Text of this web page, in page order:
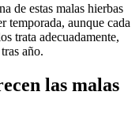
de estas malas hierbas
temporada, aunque cada
trata adecuadamente,
año.
las malas